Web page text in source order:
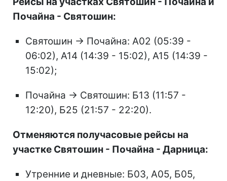
Почайна - Святошин:
Святошин → Почайна: А02 (05:39 -
06:02), А14 (14:39 - 15:02), А15 (14:39 -
15:02);
Почайна → Святошин: Б13 (11:57 -
12:20), Б25 (21:57 - 22:20).
Отменяются получасовые рейсы на
участке Святошин - Почайна - Дарница:
Утренние и дневные: Б03, А05, Б05,